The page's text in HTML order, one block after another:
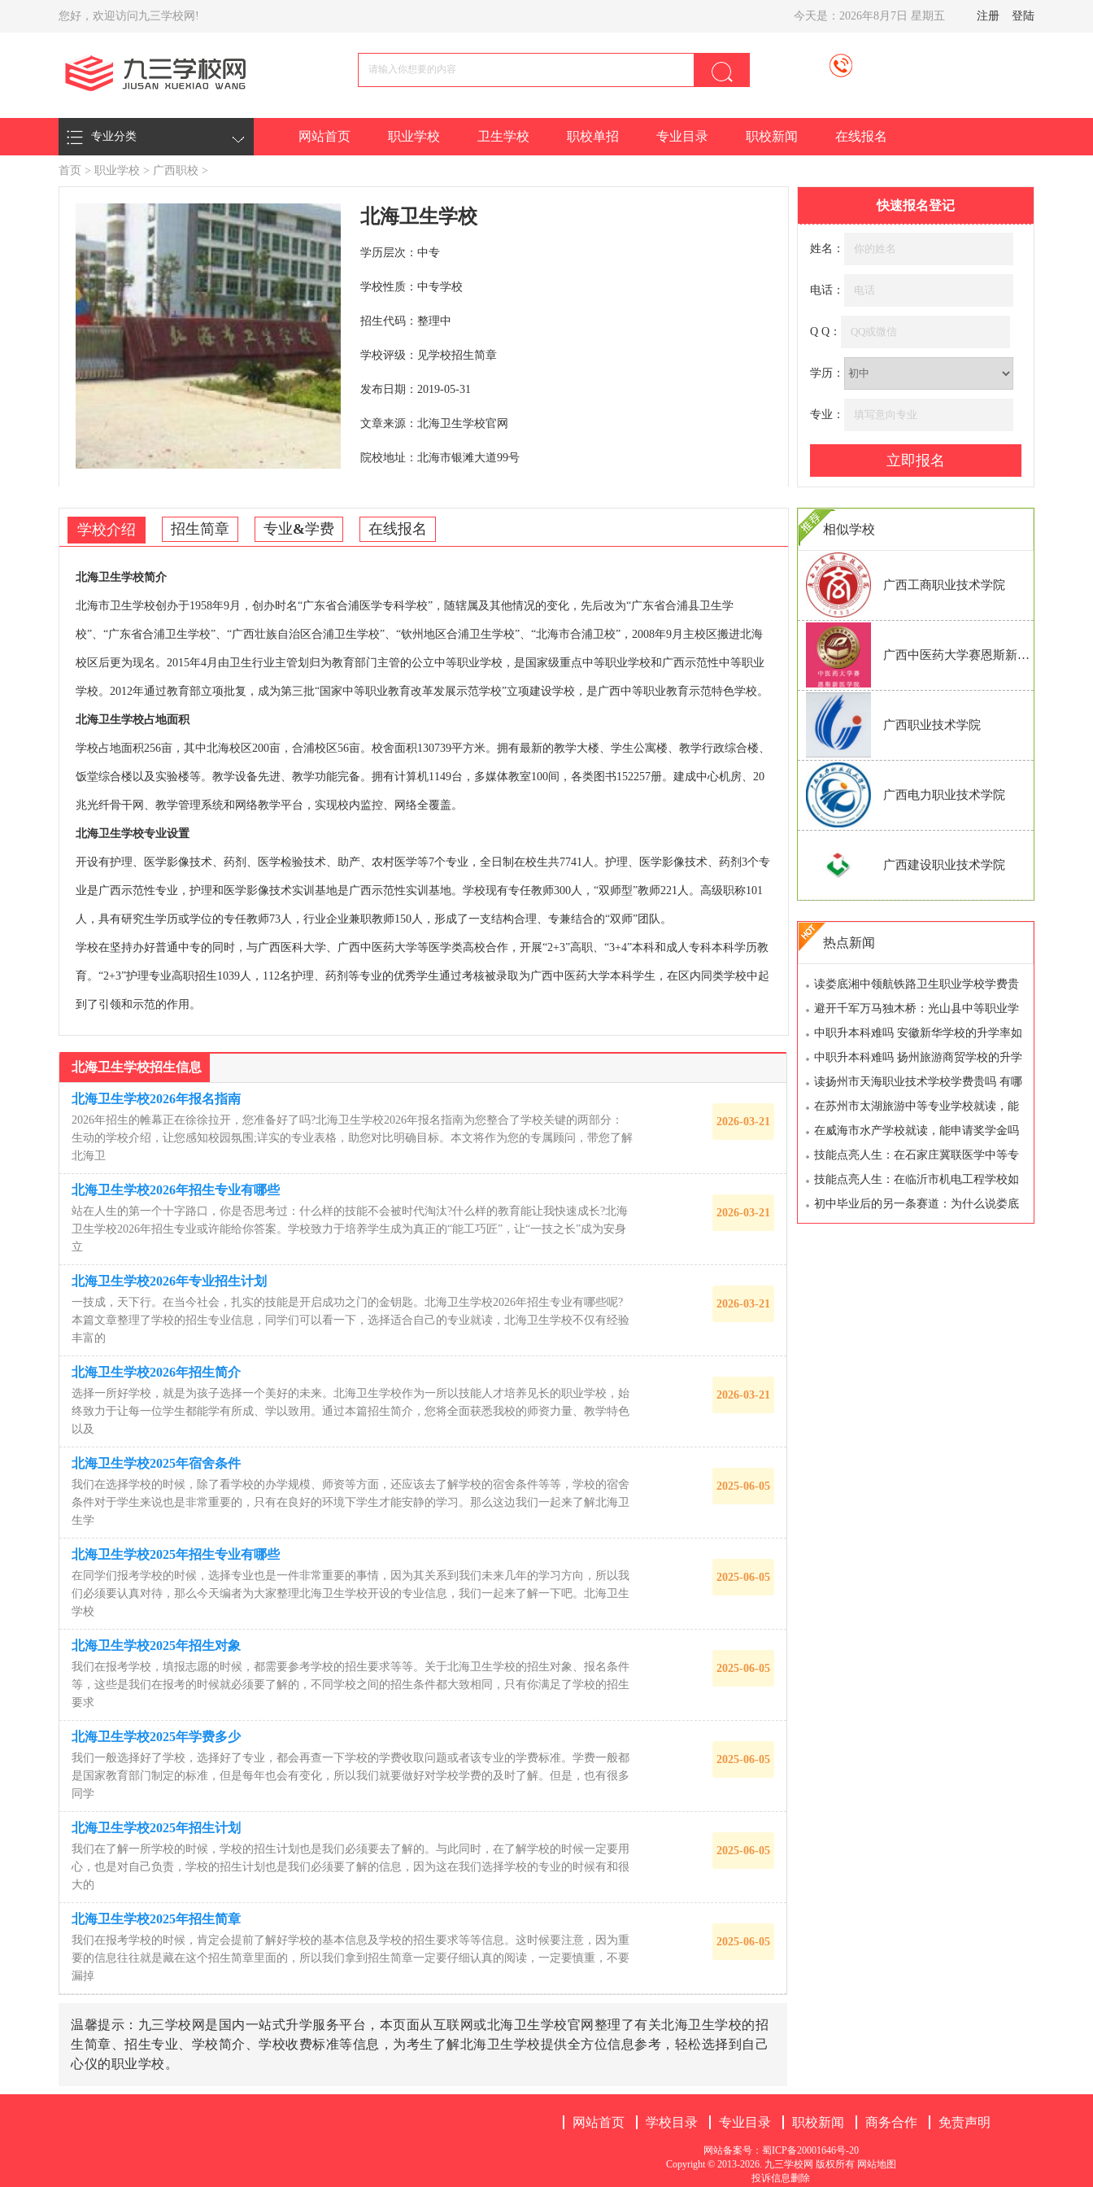
您好，欢迎访问九三学校网! 今天是： 2026年8月7日 星期五 注册 登陆
专业分类 网站首页 职业学校 卫生学校 职校单招 专业目录 职校新闻 在线报名
首页 > 职业学校 > 广西职校 >
北海卫生学校
学历层次：中专
学校性质：中专学校
招生代码：整理中
学校评级：见学校招生简章
发布日期：2019-05-31
文章来源：北海卫生学校官网
院校地址：北海市银滩大道99号
快速报名登记
姓名：
电话：
Q Q：
学历：
专业：
学校介绍 招生简章 专业&学费 在线报名
北海卫生学校简介
北海市卫生学校创办于1958年9月，创办时名“广东省合浦医学专科学校”，随辖属及其他情况的变化，先后改为“广东省合浦县卫生学
校”、“广东省合浦卫生学校”、“广西壮族自治区合浦卫生学校”、“钦州地区合浦卫生学校”、“北海市合浦卫校”，2008年9月主校区搬进北海
校区后更为现名。2015年4月由卫生行业主管划归为教育部门主管的公立中等职业学校，是国家级重点中等职业学校和广西示范性中等职业
学校。2012年通过教育部立项批复，成为第三批“国家中等职业教育改革发展示范学校”立项建设学校，是广西中等职业教育示范特色学校。
北海卫生学校占地面积
学校占地面积256亩，其中北海校区200亩，合浦校区56亩。校舍面积130739平方米。拥有最新的教学大楼、学生公寓楼、教学行政综合楼、
饭堂综合楼以及实验楼等。教学设备先进、教学功能完备。拥有计算机1149台，多媒体教室100间，各类图书152257册。建成中心机房、20
兆光纤骨干网、教学管理系统和网络教学平台，实现校内监控、网络全覆盖。
北海卫生学校专业设置
开设有护理、医学影像技术、药剂、医学检验技术、助产、农村医学等7个专业，全日制在校生共7741人。护理、医学影像技术、药剂3个专
业是广西示范性专业，护理和医学影像技术实训基地是广西示范性实训基地。学校现有专任教师300人，“双师型”教师221人。高级职称101
人，具有研究生学历或学位的专任教师73人，行业企业兼职教师150人，形成了一支结构合理、专兼结合的“双师”团队。
学校在坚持办好普通中专的同时，与广西医科大学、广西中医药大学等医学类高校合作，开展“2+3”高职、“3+4”本科和成人专科本科学历教
育。“2+3”护理专业高职招生1039人，112名护理、药剂等专业的优秀学生通过考核被录取为广西中医药大学本科学生，在区内同类学校中起
到了引领和示范的作用。
北海卫生学校招生信息
北海卫生学校2026年报名指南
2026年招生的帷幕正在徐徐拉开，您准备好了吗?北海卫生学校2026年报名指南为您整合了学校关键的两部分：
生动的学校介绍，让您感知校园氛围;详实的专业表格，助您对比明确目标。本文将作为您的专属顾问，带您了解
北海卫
2026-03-21
北海卫生学校2026年招生专业有哪些
站在人生的第一个十字路口，你是否思考过：什么样的技能不会被时代淘汰?什么样的教育能让我快速成长?北海
卫生学校2026年招生专业或许能给你答案。学校致力于培养学生成为真正的“能工巧匠”，让“一技之长”成为安身
立
2026-03-21
北海卫生学校2026年专业招生计划
一技成，天下行。在当今社会，扎实的技能是开启成功之门的金钥匙。北海卫生学校2026年招生专业有哪些呢?
本篇文章整理了学校的招生专业信息，同学们可以看一下，选择适合自己的专业就读，北海卫生学校不仅有经验
丰富的
2026-03-21
北海卫生学校2026年招生简介
选择一所好学校，就是为孩子选择一个美好的未来。北海卫生学校作为一所以技能人才培养见长的职业学校，始
终致力于让每一位学生都能学有所成、学以致用。通过本篇招生简介，您将全面获悉我校的师资力量、教学特色
以及
2026-03-21
北海卫生学校2025年宿舍条件
我们在选择学校的时候，除了看学校的办学规模、师资等方面，还应该去了解学校的宿舍条件等等，学校的宿舍
条件对于学生来说也是非常重要的，只有在良好的环境下学生才能安静的学习。那么这边我们一起来了解北海卫
生学
2025-06-05
北海卫生学校2025年招生专业有哪些
在同学们报考学校的时候，选择专业也是一件非常重要的事情，因为其关系到我们未来几年的学习方向，所以我
们必须要认真对待，那么今天编者为大家整理北海卫生学校开设的专业信息，我们一起来了解一下吧。北海卫生
学校
2025-06-05
北海卫生学校2025年招生对象
我们在报考学校，填报志愿的时候，都需要参考学校的招生要求等等。关于北海卫生学校的招生对象、报名条件
等，这些是我们在报考的时候就必须要了解的，不同学校之间的招生条件都大致相同，只有你满足了学校的招生
要求
2025-06-05
北海卫生学校2025年学费多少
我们一般选择好了学校，选择好了专业，都会再查一下学校的学费收取问题或者该专业的学费标准。学费一般都
是国家教育部门制定的标准，但是每年也会有变化，所以我们就要做好对学校学费的及时了解。但是，也有很多
同学
2025-06-05
北海卫生学校2025年招生计划
我们在了解一所学校的时候，学校的招生计划也是我们必须要去了解的。与此同时，在了解学校的时候一定要用
心，也是对自己负责，学校的招生计划也是我们必须要了解的信息，因为这在我们选择学校的专业的时候有和很
大的
2025-06-05
北海卫生学校2025年招生简章
我们在报考学校的时候，肯定会提前了解好学校的基本信息及学校的招生要求等等信息。这时候要注意，因为重
要的信息往往就是藏在这个招生简章里面的，所以我们拿到招生简章一定要仔细认真的阅读，一定要慎重，不要
漏掉
2025-06-05
温馨提示：九三学校网是国内一站式升学服务平台，本页面从互联网或北海卫生学校官网整理了有关北海卫生学校的招
生简章、招生专业、学校简介、学校收费标准等信息，为考生了解北海卫生学校提供全方位信息参考，轻松选择到自己
心仪的职业学校。
相似学校
广西工商职业技术学院
广西中医药大学赛恩斯新医药学院
广西职业技术学院
广西电力职业技术学院
广西建设职业技术学院
热点新闻
读娄底湘中领航铁路卫生职业学校学费贵
吗 有哪些减免和资助政策
避开千军万马独木桥：光山县中等职业学
校如何帮你弯道超车
中职升本科难吗 安徽新华学校的升学率如
何 中职升本科难吗 扬州旅游商贸学校的升学
率如何
读扬州市天海职业技术学校学费贵吗 有哪
些减免和资助政策
在苏州市太湖旅游中等专业学校就读，能
申请奖学金吗
在威海市水产学校就读，能申请奖学金吗
技能点亮人生：在石家庄冀联医学中等专
业学校如何开启你的职业之路
技能点亮人生：在临沂市机电工程学校如
何开启你的职业之路
初中毕业后的另一条赛道：为什么说娄底
网站首页 学校目录 专业目录 职校新闻 商务合作 免责声明
网站备案号： 蜀ICP备20001646号-20
Copyright © 2013-2026. 九三学校网 版权所有 网站地图
投诉信息删除